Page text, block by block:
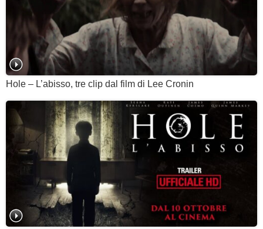
Hole – L’abisso, tre clip dal film di Lee Cronin